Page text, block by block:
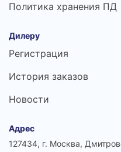
Политика хранения ПД
Дилеру
Регистрация
История заказов
Новости
Адрес
127434, г. Москва,